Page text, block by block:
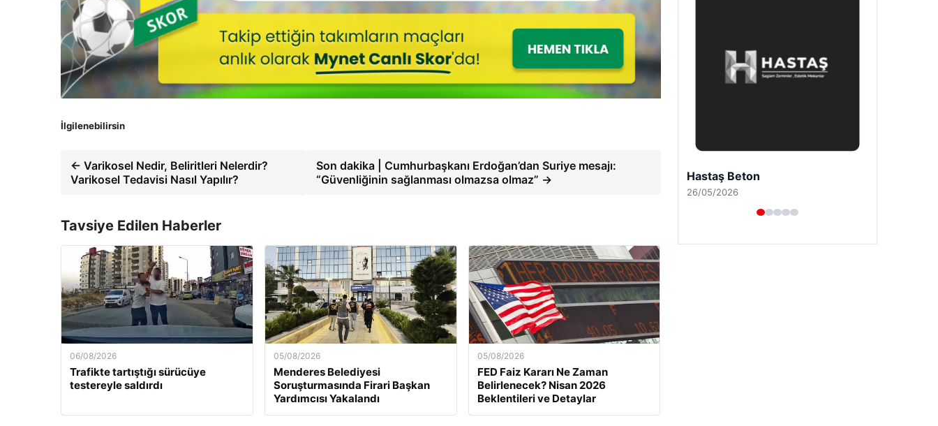
İlgilenebilirsin
← Varikosel Nedir, Beliritleri Nelerdir?
Varikosel Tedavisi Nasıl Yapılır?
Son dakika | Cumhurbaşkanı Erdoğan’dan Suriye mesajı:
“Güvenliğinin sağlanması olmazsa olmaz” →
Tavsiye Edilen Haberler
06/08/2026
Trafikte tartıştığı sürücüye
testereyle saldırdı
05/08/2026
Menderes Belediyesi
Soruşturmasında Firari Başkan
Yardımcısı Yakalandı
05/08/2026
FED Faiz Kararı Ne Zaman
Belirlenecek? Nisan 2026
Beklentileri ve Detaylar
Enes Kaplan Avukatlık Bürosu
28/04/2026